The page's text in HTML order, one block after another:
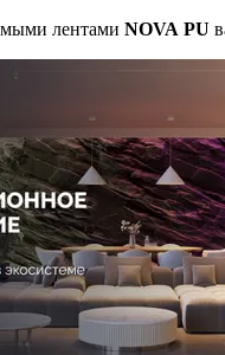
лентами NOVA PU